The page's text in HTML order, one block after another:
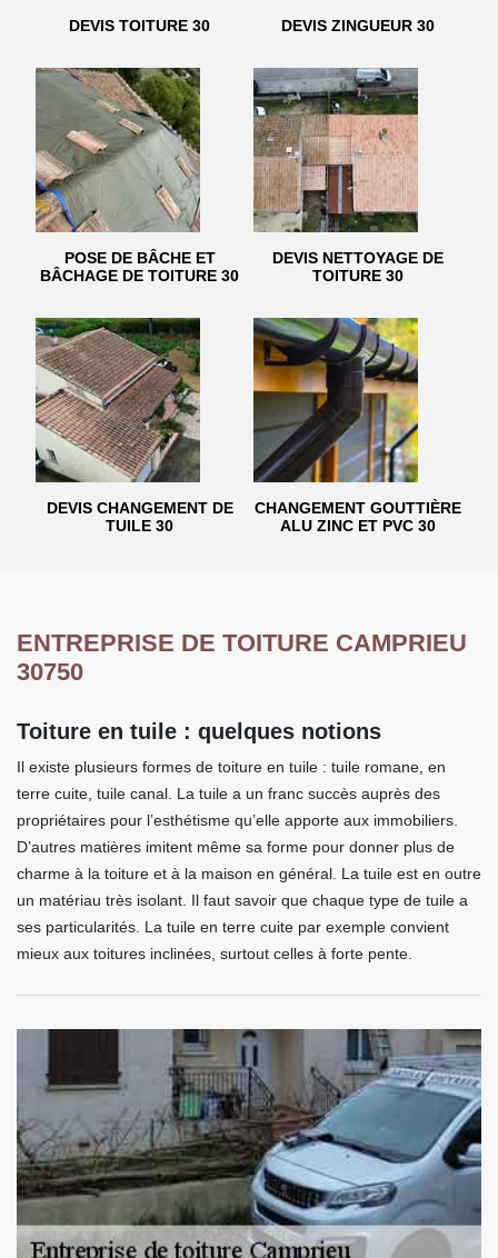
DEVIS TOITURE 30 DEVIS ZINGUEUR 30
POSE DE BÂCHE ET
BÂCHAGE DE TOITURE 30
DEVIS NETTOYAGE DE
TOITURE 30
DEVIS CHANGEMENT DE
TUILE 30
CHANGEMENT GOUTTIÈRE
ALU ZINC ET PVC 30
ENTREPRISE DE TOITURE CAMPRIEU
30750
Toiture en tuile : quelques notions
Il existe plusieurs formes de toiture en tuile : tuile romane, en
terre cuite, tuile canal. La tuile a un franc succès auprès des
propriétaires pour l’esthétisme qu’elle apporte aux immobiliers.
D’autres matières imitent même sa forme pour donner plus de
charme à la toiture et à la maison en général. La tuile est en outre
un matériau très isolant. Il faut savoir que chaque type de tuile a
ses particularités. La tuile en terre cuite par exemple convient
mieux aux toitures inclinées, surtout celles à forte pente.